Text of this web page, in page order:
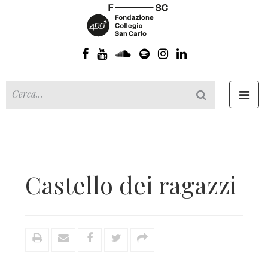
Castello dei ragazzi